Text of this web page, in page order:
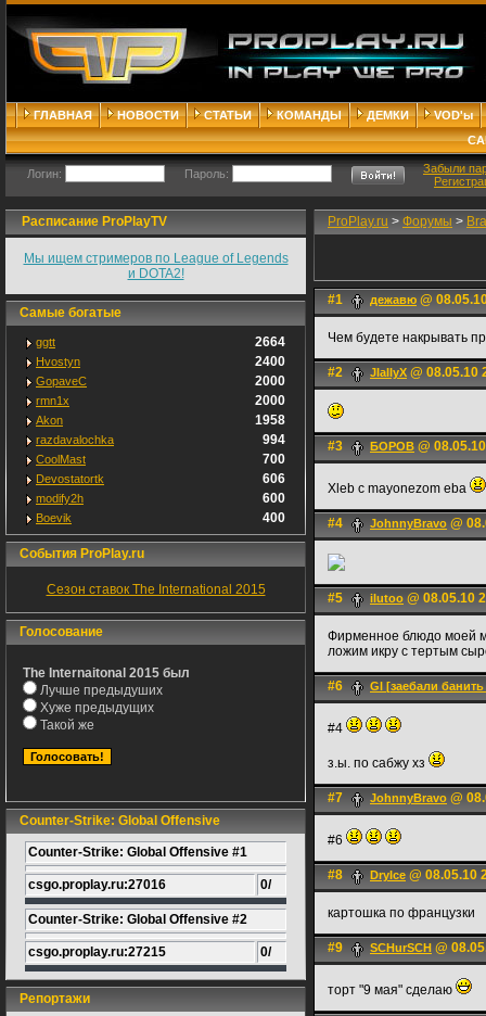
ГЛАВНАЯ НОВОСТИ СТАТЬИ КОМАНДЫ ДЕМКИ
VOD'ы
Логин: Пароль:
Забыли
Расписание ProPlayTV
Мы ищем стримеров по League of Legends
и DOTA2!
Самые богатые
ggtt 2664
Hvostyn 2400
GopaveC 2000
rmn1x 2000
Akon 1958
razdavalochka 994
CoolMast 700
Devostatortk 606
modify2h 600
Boevik 400
События ProPlay.ru
Сезон ставок The International 2015
Голосование
The Internaitonal 2015 был
Лучше предыдуших
Хуже предыдущих
Такой же
Counter-Strike: Global Offensive
Counter-Strike: Global Offensive #1
csgo.proplay.ru:27016 0/
Counter-Strike: Global Offensive #2
csgo.proplay.ru:27215 0/
Репортажи
ProPlay.ru > Форумы >
#1 дежавю @
Чем будете накрывать
#2 JIaIIyX @ 08.05.10
#3 БОРОВ @
Xleb c mayonezom eba
#4 JohnnyBravo @
#5 ilutoo @ 08.05.10
Фирменное блюдо моей
ложим икру с тертым
#6 Gl [заебали
#4
з.ы. по сабжу хз
#7 JohnnyBravo @
#6
#8 DryIce @ 08.05.10
картошка по французки
#9 SCHurSCH @
торт "9 мая" сделаю